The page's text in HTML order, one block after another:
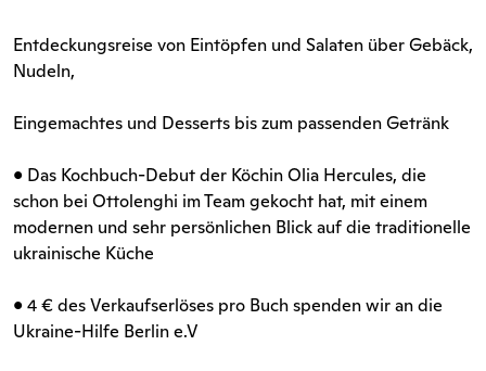
Entdeckungsreise von Eintöpfen und Salaten über Gebäck,
Nudeln,
Eingemachtes und Desserts bis zum passenden Getränk
• Das Kochbuch-Debut der Köchin Olia Hercules, die
schon bei Ottolenghi im Team gekocht hat, mit einem
modernen und sehr persönlichen Blick auf die traditionelle
ukrainische Küche
• 4 € des Verkaufserlöses pro Buch spenden wir an die
Ukraine-Hilfe Berlin e.V